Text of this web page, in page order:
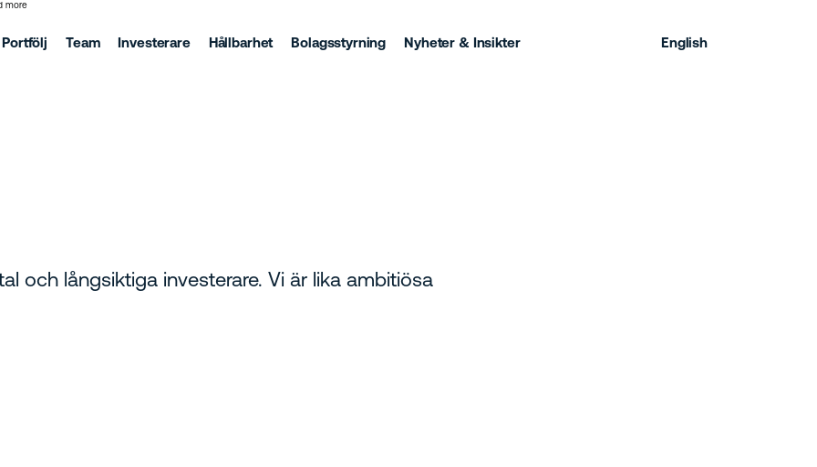
more
Portfölj Team Investerare Hållbarhet Bolagsstyrning Nyheter & Insikter English
och långsiktiga investerare. Vi är lika ambitiösa